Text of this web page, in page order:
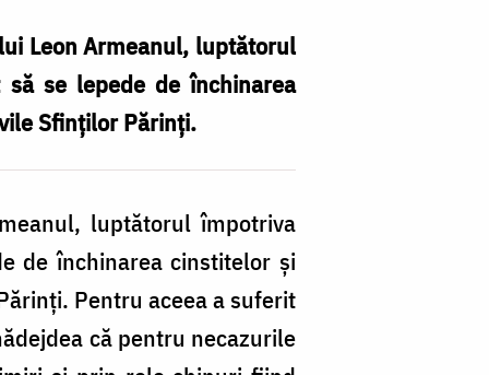
Leon Armeanul, luptătorul
se lepede de închinarea
Sfinților Părinți.
luptătorul împotriva
de închinarea cinstitelor și
Pentru aceea a suferit
că pentru necazurile